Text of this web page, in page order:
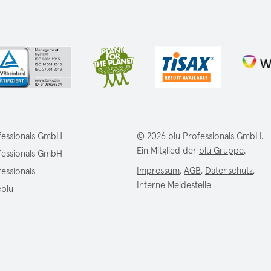
GmbH
GmbH
© 2026 blu Professionals GmbH.
Ein Mitglied der blu Gruppe.
Impressum, AGB, Datenschutz,
Interne Meldestelle